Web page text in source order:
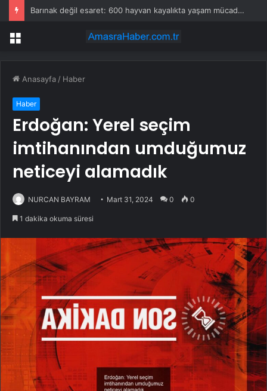
Barınak değil esaret: 600 hayvan kayalıkta yaşam mücadelesi veriyor”
Menü
Anasayfa / Haber
Haber
Erdoğan: Yerel seçim
imtihanından umduğumuz
neticeyi alamadık
NURCAN BAYRAM Mart 31, 2024 0 0
1 dakika okuma süresi